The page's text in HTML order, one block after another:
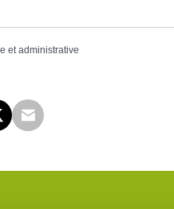
et administrative